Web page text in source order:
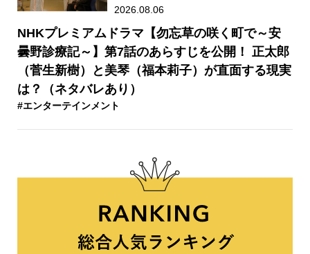
2026.08.06
NHKプレミアムドラマ【勿忘草の咲く町で～安
曇野診療記～】第7話のあらすじを公開！ 正太郎
（菅生新樹）と美琴（福本莉子）が直面する現実
は？（ネタバレあり）
#エンターテインメント